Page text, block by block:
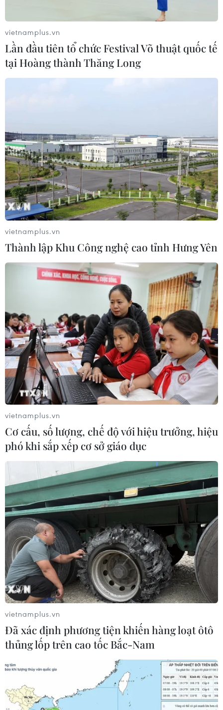
in 3D trực tiếp cho người tiêu dùng quan tâm đến sản
xuất thịt làm từ thực vật.
Miếng thịt bò chay giống hệt như thật
được làm từ công nghệ in 3D
01/07/2020 07:58
Được làm từ protein của đậu nành và đậu Hà Lan, chất
béo từ dừa và dầu hướng dương, cùng công nghệ in
3D, món "Alt-Steak" này có hương vị, kết cấu và hình
thức giống hệt như món thịt bò thực sự.
Công nghệ in 3D đem tới mô hình
vô cùng chân thực của thai nhi
15/03/2018 03:10
Công ty Embryo 3D sử dụng công nghệ in 3D để giúp
các bậc phụ huynh có thể sở hữu được mô hình của thai
nhi cũng như tiện cho việc theo dõi những dấu hiệu bất
thường trên cơ thể của bé.
vietnamplus.vn
Lần đầu tiên tổ chức Festival Võ thuật quốc tế
tại Hoàng thành Thăng Long
vietnamplus.vn
Thành lập Khu Công nghệ cao tỉnh Hưng Yên
vietnamplus.vn
Cơ cấu, số lượng, chế độ với hiệu trưởng, hiệu
phó khi sắp xếp cơ sở giáo dục
vietnamplus.vn
Đã xác định phương tiện khiến hàng loạt ôtô
thủng lốp trên cao tốc Bắc-Nam